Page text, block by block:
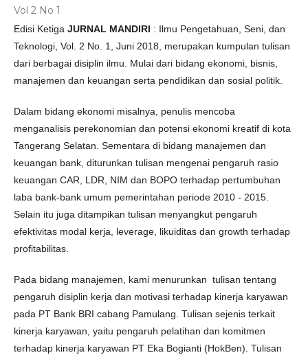
Vol 2 No 1
Edisi Ketiga JURNAL MANDIRI : Ilmu Pengetahuan, Seni, dan
Teknologi, Vol. 2 No. 1, Juni 2018, merupakan kumpulan tulisan
dari berbagai disiplin ilmu. Mulai dari bidang ekonomi, bisnis,
manajemen dan keuangan serta pendidikan dan sosial politik.
Dalam bidang ekonomi misalnya, penulis mencoba
menganalisis perekonomian dan potensi ekonomi kreatif di kota
Tangerang Selatan. Sementara di bidang manajemen dan
keuangan bank, diturunkan tulisan mengenai pengaruh rasio
keuangan CAR, LDR, NIM dan BOPO terhadap pertumbuhan
laba bank-bank umum pemerintahan periode 2010 - 2015.
Selain itu juga ditampikan tulisan menyangkut pengaruh
efektivitas modal kerja, leverage, likuiditas dan growth terhadap
profitabilitas.
Pada bidang manajemen, kami menurunkan tulisan tentang
pengaruh disiplin kerja dan motivasi terhadap kinerja karyawan
pada PT Bank BRI cabang Pamulang. Tulisan sejenis terkait
kinerja karyawan, yaitu pengaruh pelatihan dan komitmen
terhadap kinerja karyawan PT Eka Bogianti (HokBen). Tulisan